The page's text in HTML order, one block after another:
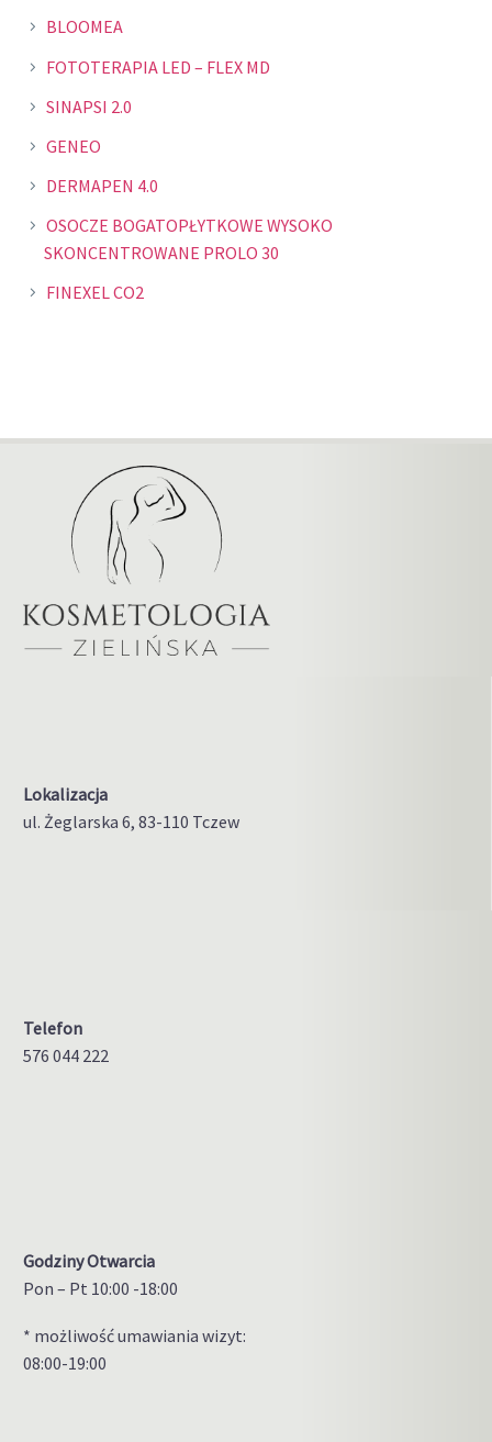
BLOOMEA
FOTOTERAPIA LED – FLEX MD
SINAPSI 2.0
GENEO
DERMAPEN 4.0
OSOCZE BOGATOPŁYTKOWE WYSOKO
SKONCENTROWANE PROLO 30
FINEXEL CO2
Lokalizacja
ul. Żeglarska 6, 83-110 Tczew
Telefon
576 044 222
Godziny Otwarcia
Pon – Pt 10:00 -18:00
* możliwość umawiania wizyt:
08:00-19:00